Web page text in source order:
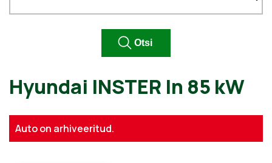
Hyundai INSTER In 85 kW
Auto on arhiveeritud.